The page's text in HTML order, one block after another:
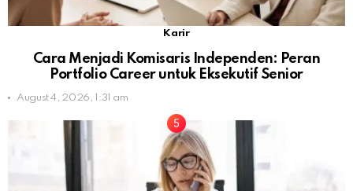
Karir
Cara Menjadi Komisaris Independen: Peran
Portfolio Career untuk Eksekutif Senior
August 4, 2026, 1:31 am